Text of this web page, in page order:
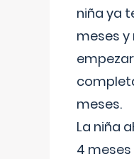
niña ya
meses y
meses.
La niña
4 meses